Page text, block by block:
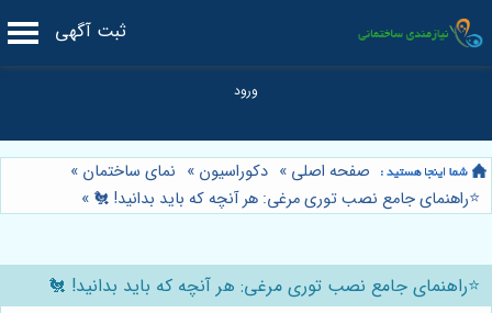
ثبت آگهی
صفحه اصلی » دکوراسیون » نمای ساختمان »
⭐️راهنمای جامع نصب توری مرغی: هر آنچه که باید بدانید! 🐔 »
⭐️راهنمای جامع نصب توری مرغی: هر آنچه که باید بدانید! 🐔